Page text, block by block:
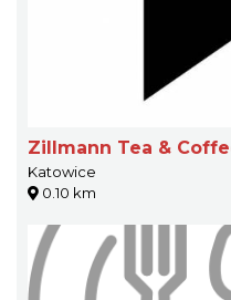
Zillmann Tea &
Katowice
0.10 km